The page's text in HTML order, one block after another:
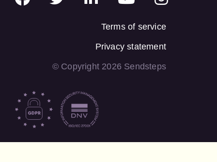
Terms of service
Privacy statement
© Copyright 2026 Sendsteps